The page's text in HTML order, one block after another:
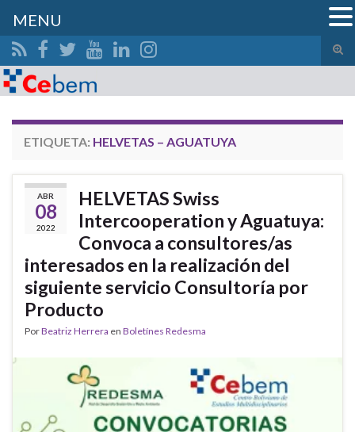
el
Search for:
ETIQUETA: HELVETAS – AGUATUYA
ABR
08
2022
HELVETAS Swiss
Intercooperation y Aguatuya:
Convoca a consultores/as
interesados en la realización del
siguiente servicio Consultoría por
Producto
PorBeatriz Herrera en Boletínes Redesma
MENU